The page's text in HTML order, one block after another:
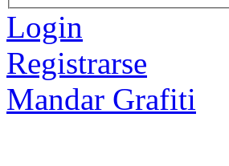
Login
Registrarse
Mandar Grafiti